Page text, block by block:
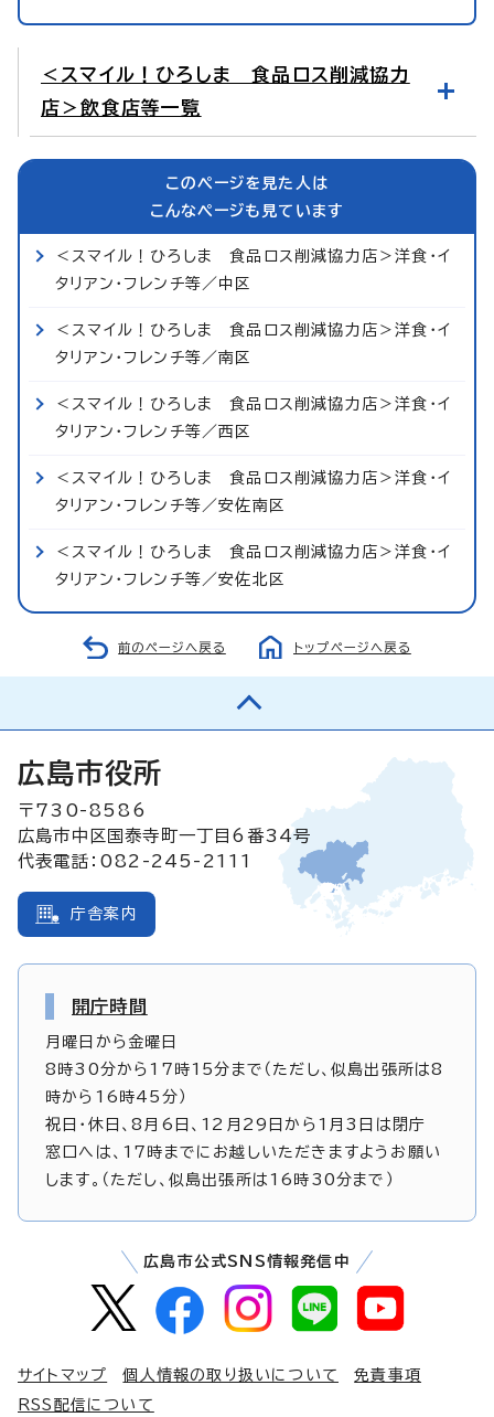
＜スマイル！ひろしま 食品ロス削減協力
店＞飲食店等一覧
このページを見た人は
こんなページも見ています
＜スマイル！ひろしま 食品ロス削減協力店＞洋食・イ
タリアン・フレンチ等／中区
＜スマイル！ひろしま 食品ロス削減協力店＞洋食・イ
タリアン・フレンチ等／南区
＜スマイル！ひろしま 食品ロス削減協力店＞洋食・イ
タリアン・フレンチ等／西区
＜スマイル！ひろしま 食品ロス削減協力店＞洋食・イ
タリアン・フレンチ等／安佐南区
＜スマイル！ひろしま 食品ロス削減協力店＞洋食・イ
タリアン・フレンチ等／安佐北区
前のページへ戻る トップページへ戻る
広島市役所
〒730-8586
広島市中区国泰寺町一丁目6番34号
代表電話：082-245-2111
庁舎案内
開庁時間
月曜日から金曜日
8時30分から17時15分まで（ただし、似島出張所は8
時から16時45分）
祝日・休日、8月6日、12月29日から1月3日は閉庁
窓口へは、17時までにお越しいただきますようお願い
します。（ただし、似島出張所は16時30分まで）
広島市公式SNS情報発信中
サイトマップ 個人情報の取り扱いについて
免責事項
RSS配信について